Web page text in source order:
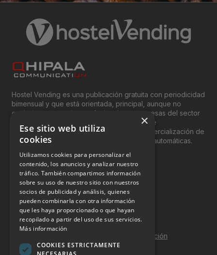
Fecha de publicación de producto:
Hostel Vending es una publicación gratuita con periodicidad
bimensual y que está orientada, principal, aunque no
exclusivamente, a los profesionales y empresas del sector
del “Vending”; nombre con el que se conoce
genéricamente entre profesionales a la comercialización de
productos y servicios a través de máquinas automáticas.
INFORMACIÓN LEGAL
Aviso Legal
Política de Privacidad
Política de Cookies
Política de calidad y seguridad de la información
Contacto
×
Ese sitio web utiliza
cookies
Utilizamos cookies para personalizar el
contenido, los anuncios y analizar nuestro
tráfico. También compartimos información
sobre su uso de nuestro sitio con nuestros
socios de publicidad y análisis, quienes
pueden combinarla con otra información
que les haya proporcionado o que hayan
recopilado a partir del uso de sus servicios.
Más información
COOKIES ESTRICTAMENTE